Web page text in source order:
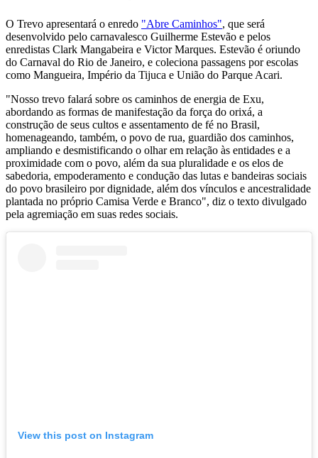
O Trevo apresentará o enredo "Abre Caminhos", que será
desenvolvido pelo carnavalesco Guilherme Estevão e pelos
enredistas Clark Mangabeira e Victor Marques. Estevão é oriundo
do Carnaval do Rio de Janeiro, e coleciona passagens por escolas
como Mangueira, Império da Tijuca e União do Parque Acari.
"Nosso trevo falará sobre os caminhos de energia de Exu,
abordando as formas de manifestação da força do orixá, a
construção de seus cultos e assentamento de fé no Brasil,
homenageando, também, o povo de rua, guardião dos caminhos,
ampliando e desmistificando o olhar em relação às entidades e a
proximidade com o povo, além da sua pluralidade e os elos de
sabedoria, empoderamento e condução das lutas e bandeiras sociais
do povo brasileiro por dignidade, além dos vínculos e ancestralidade
plantada no próprio Camisa Verde e Branco", diz o texto divulgado
pela agremiação em suas redes sociais.
View this post on Instagram